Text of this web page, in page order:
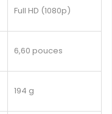
Full HD (1080p)
6,60 pouces
194 g